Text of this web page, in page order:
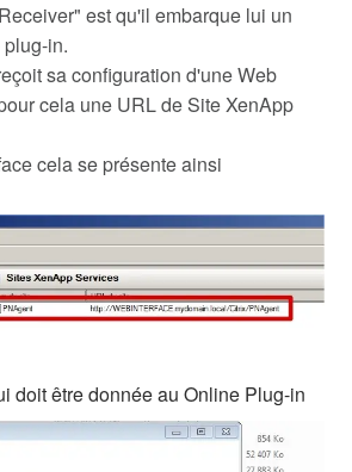
est qu'il embarque lui un
in.
sa configuration d'une Web
cela une URL de Site XenApp
cela se présente ainsi
doit être donnée au Online Plug-in